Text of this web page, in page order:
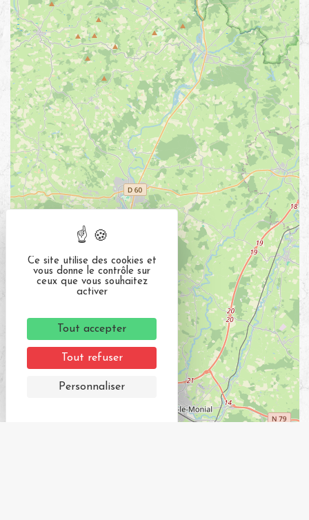
Ce site utilise des cookies et
vous donne le contrôle sur
ceux que vous souhaitez
activer
Tout accepter
Tout refuser
Personnaliser